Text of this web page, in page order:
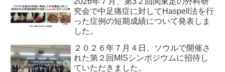
究会で中足痛症に対してHaspell法を行
った症例の短期成績について発表しま
した。
２０２６年７月４日、ソウルで開催さ
れた第２回MISシンポジウムに招待し
ていただきました。